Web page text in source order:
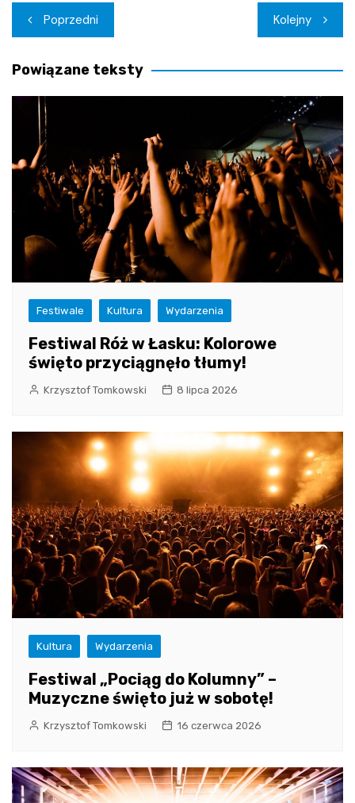
Nawigacja
wpisu
Poprzedni Kolejny
Powiązane teksty
Festiwale Kultura Wydarzenia
Festiwal Róż w Łasku: Kolorowe
święto przyciągnęło tłumy!
Krzysztof Tomkowski 8 lipca 2026
Kultura Wydarzenia
Festiwal „Pociąg do Kolumny” –
Muzyczne święto już w sobotę!
Krzysztof Tomkowski 16 czerwca 2026